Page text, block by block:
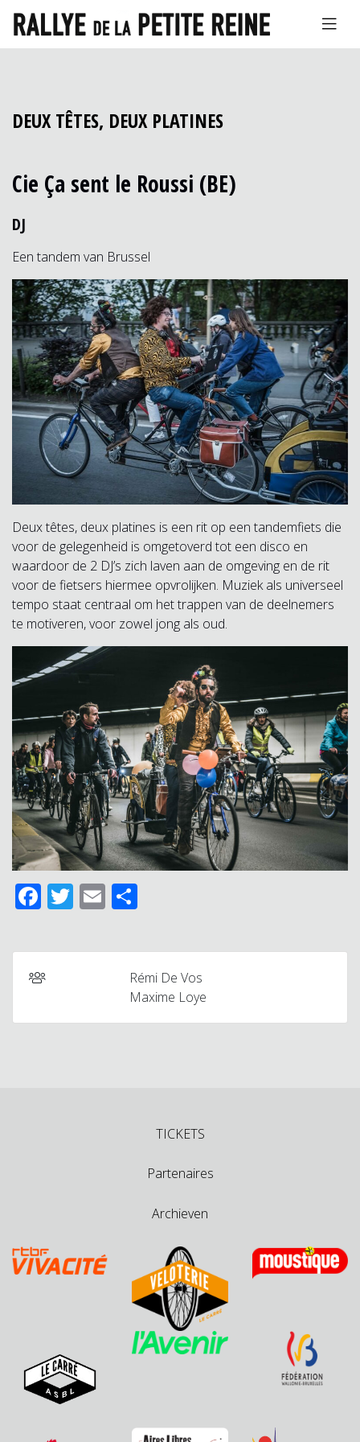
DEUX TÊTES, DEUX PLATINES
Cie Ça sent le Roussi (BE)
DJ
Een tandem van Brussel
Deux têtes, deux platines is een rit op een tandemfiets die
voor de gelegenheid is omgetoverd tot een disco en
waardoor de 2 DJ’s zich laven aan de omgeving en de rit
voor de fietsers hiermee opvrolijken. Muziek als universeel
tempo staat centraal om het trappen van de deelnemers
te motiveren, voor zowel jong als oud.
Facebook
Twitter
Email
Rémi De Vos
Maxime Loye
TICKETS
Partenaires
Archieven